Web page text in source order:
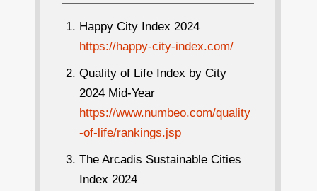
Happy City Index 2024
https://happy-city-index.com/
Quality of Life Index by City
2024 Mid-Year
https://www.numbeo.com/quality
-of-life/rankings.jsp
The Arcadis Sustainable Cities
Index 2024